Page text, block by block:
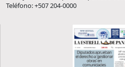
Teléfono: +507 204-0000